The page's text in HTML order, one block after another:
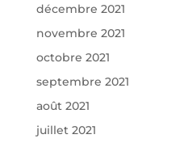
décembre 2021
novembre 2021
octobre 2021
septembre 2021
août 2021
juillet 2021